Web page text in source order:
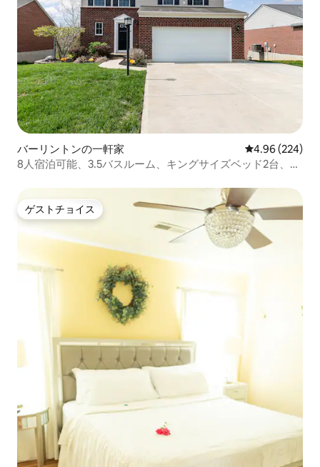
バーリントンの一軒家 レビュー224
4.96 (224)
8人宿泊可能、3.5バスルーム、キングサイズベッド2台、近
ゲストチョイス
ゲストチョイス